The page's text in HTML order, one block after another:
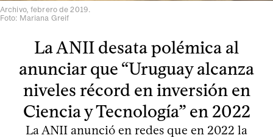
Archivo, febrero de 2019.
Foto: Mariana Greif
La ANII desata polémica al
anunciar que “Uruguay alcanza
niveles récord en inversión en
Ciencia y Tecnología” en 2022
La ANII anunció en redes que en 2022 la